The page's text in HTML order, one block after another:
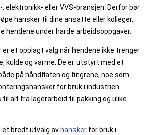
elektronikk- eller VVS-bransjen. Derfor bør
hansker til dine ansatte eller kolleger,
hendene under harde arbeidsoppgaver.
er et opplagt valg når hendene ikke trenger
kulde og varme. De er utstyrt med et
på håndflaten og fingrene, noe som
for bruk i industrien.
til alt fra lagerarbeid til pakking og ulike
et bredt utvalg av hansker for bruk i